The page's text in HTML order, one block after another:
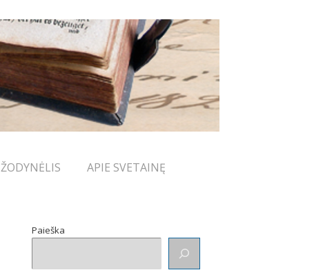
ŽODYNĖLIS APIE SVETAINĘ
Paieška